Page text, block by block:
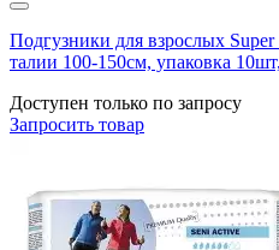
Подгузники для взрослых
талии 100-150см, упаковка
Доступен только по запросу
Запросить товар